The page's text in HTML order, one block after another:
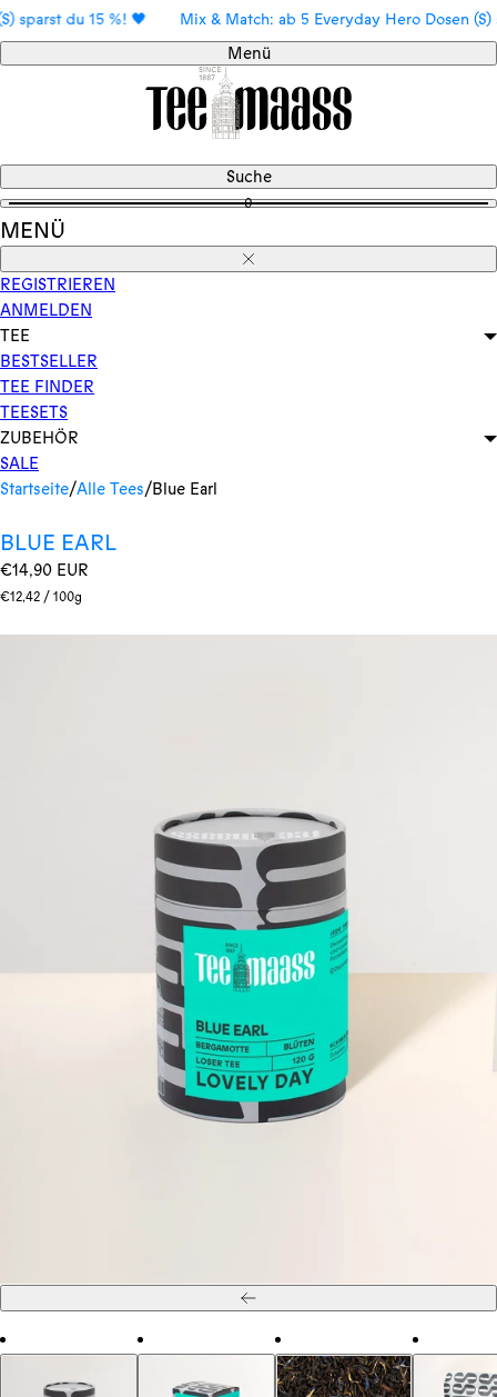
Direkt
zum
Inhalt
du 15 %! 🖤 Mix & Match: ab 5 Everyday Hero Dosen (S)
Menü
Suche
0
MENÜ
Schließen
REGISTRIEREN
ANMELDEN
TEE
BESTSELLER
TEE FINDER
TEESETS
ZUBEHÖR
SALE
Startseite/Alle Tees/Blue Earl
BLUE EARL
Regulärer
Preis
€14,90 EUR
Stückpreis
€12,42/pro
100g